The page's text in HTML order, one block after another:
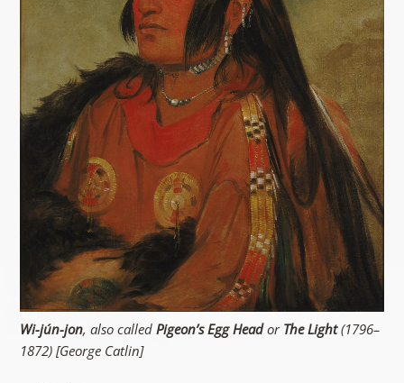
Wi-jún-jon, also called Pigeon’s Egg Heador The Light(1796–
1872) [George Catlin]